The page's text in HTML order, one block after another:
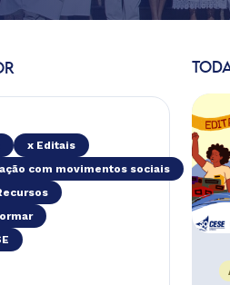
x Editais
com movimentos sociais